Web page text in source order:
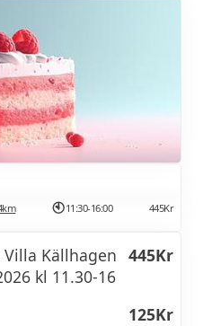
(L VR)
ägg (Ä)
(L G)
pasta och
11:30-16:00 445Kr
Källhagen
kl 11.30-16
445Kr
125Kr